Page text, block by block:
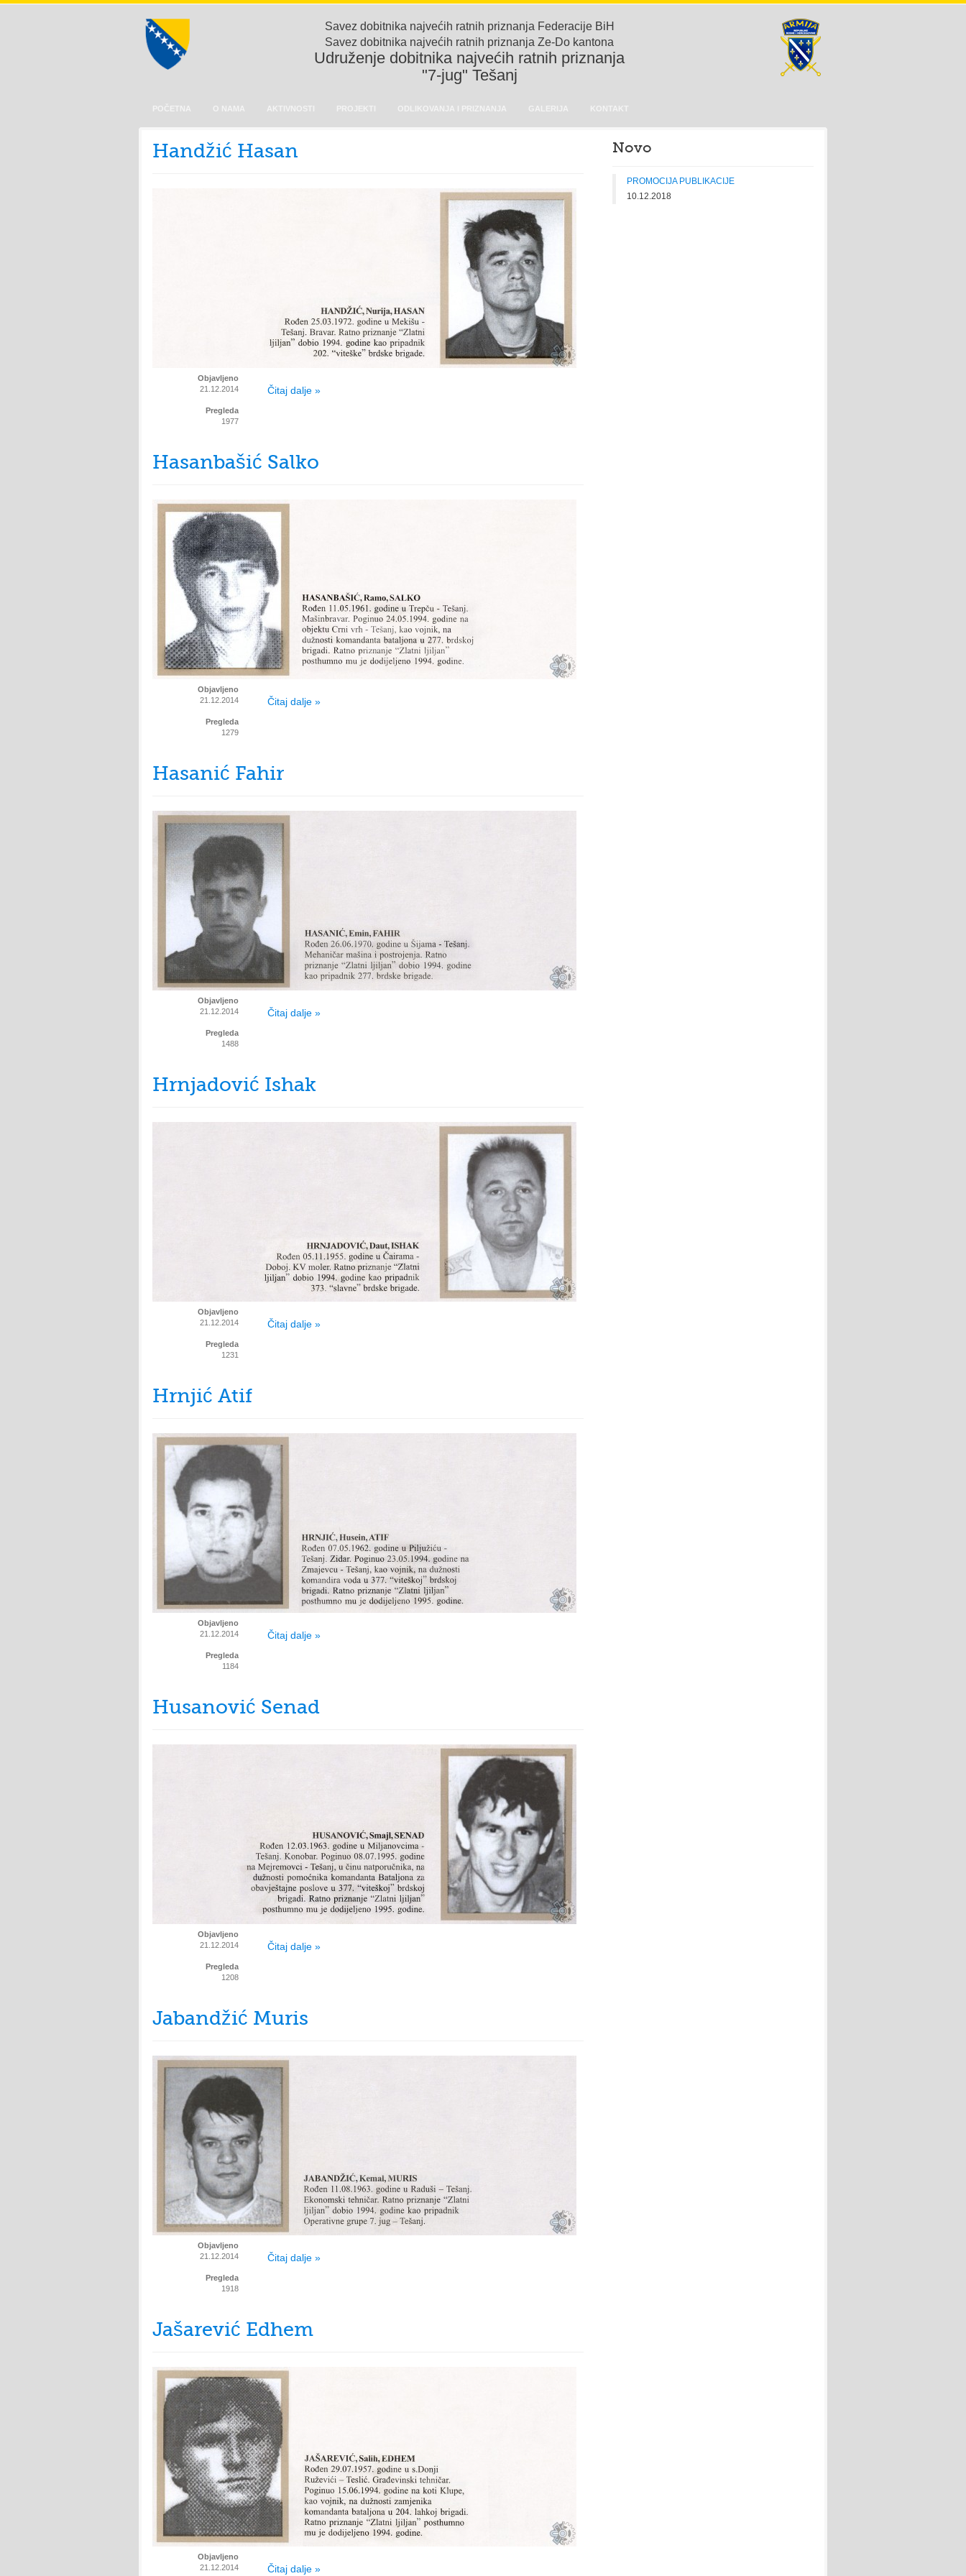
Savez dobitnika najvećih ratnih priznanja Federacije BiH
Savez dobitnika najvećih ratnih priznanja Ze-Do kantona
Udruženje dobitnika najvećih ratnih priznanja
"7-jug" Tešanj
POČETNA O NAMA AKTIVNOSTI PROJEKTI ODLIKOVANJA I PRIZNANJA GALERIJA KONTAKT
Handžić Hasan
Objavljeno
21.12.2014
Pregleda
1977
Čitaj dalje »
Hasanbašić Salko
Objavljeno
21.12.2014
Pregleda
1279
Čitaj dalje »
Hasanić Fahir
Objavljeno
21.12.2014
Pregleda
1488
Čitaj dalje »
Hrnjadović Ishak
Objavljeno
21.12.2014
Pregleda
1231
Čitaj dalje »
Hrnjić Atif
Objavljeno
21.12.2014
Pregleda
1184
Čitaj dalje »
Husanović Senad
Objavljeno
21.12.2014
Pregleda
1208
Čitaj dalje »
Jabandžić Muris
Objavljeno
21.12.2014
Pregleda
1918
Čitaj dalje »
Jašarević Edhem
Objavljeno
21.12.2014
Čitaj dalje »
Novo
PROMOCIJA PUBLIKACIJE
10.12.2018